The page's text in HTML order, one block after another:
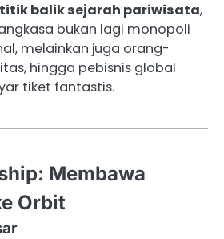
titik balik sejarah pariwisata,
bukan lagi monopoli
melainkan juga orang-
hingga pebisnis global
tiket fantastis.
Membawa
Orbit